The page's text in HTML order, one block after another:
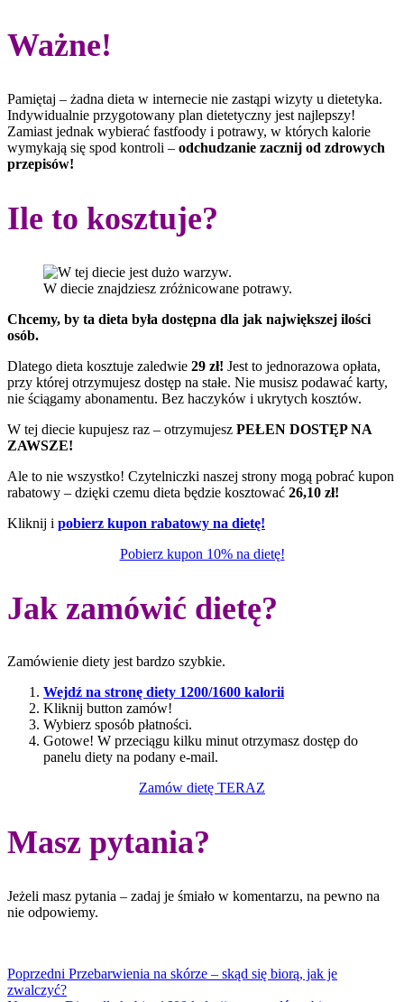
Ważne!
Pamiętaj – żadna dieta w internecie nie zastąpi wizyty u dietetyka.
Indywidualnie przygotowany plan dietetyczny jest najlepszy!
Zamiast jednak wybierać fastfoody i potrawy, w których kalorie
wymykają się spod kontroli – odchudzanie zacznij od zdrowych
przepisów!
Ile to kosztuje?
W diecie znajdziesz zróżnicowane potrawy.
Chcemy, by ta dieta była dostępna dla jak największej ilości
osób.
Dlatego dieta kosztuje zaledwie 29 zł! Jest to jednorazowa opłata,
przy której otrzymujesz dostęp na stałe. Nie musisz podawać karty,
nie ściągamy abonamentu. Bez haczyków i ukrytych kosztów.
W tej diecie kupujesz raz – otrzymujesz PEŁEN DOSTĘP NA
ZAWSZE!
Ale to nie wszystko! Czytelniczki naszej strony mogą pobrać kupon
rabatowy – dzięki czemu dieta będzie kosztować 26,10 zł!
Kliknij i pobierz kupon rabatowy na dietę!
Pobierz kupon 10% na dietę!
Jak zamówić dietę?
Zamówienie diety jest bardzo szybkie.
Wejdź na stronę diety 1200/1600 kalorii
Kliknij button zamów!
Wybierz sposób płatności.
Gotowe! W przeciągu kilku minut otrzymasz dostęp do
panelu diety na podany e-mail.
Zamów dietę TERAZ
Masz pytania?
Jeżeli masz pytania – zadaj je śmiało w komentarzu, na pewno na
nie odpowiemy.
Poprzedni Przebarwienia na skórze – skąd się biorą, jak je
zwalczyć?